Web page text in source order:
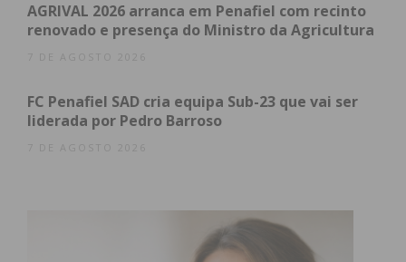
Subscreva a newsletter do
Imediato
AGRIVAL 2026 arranca em Penafiel com recinto
renovado e presença do Ministro da Agricultura
7 DE AGOSTO 2026
FC Penafiel SAD cria equipa Sub-23 que vai ser
liderada por Pedro Barroso
7 DE AGOSTO 2026